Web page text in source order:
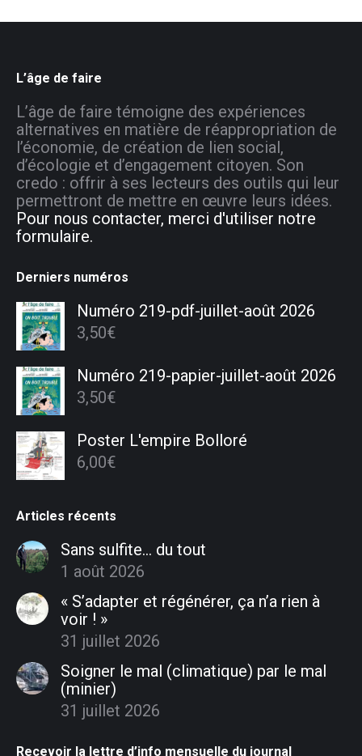
L’âge de faire
L’âge de faire témoigne des expériences
alternatives en matière de réappropriation de
l’économie, de création de lien social,
d’écologie et d’engagement citoyen. Son
credo : offrir à ses lecteurs des outils qui leur
permettront de mettre en œuvre leurs idées.
Pour nous contacter, merci d'utiliser notre
formulaire.
Derniers numéros
Numéro 219-pdf-juillet-août 2026
3,50€
Numéro 219-papier-juillet-août 2026
3,50€
Poster L'empire Bolloré
6,00€
Articles récents
Sans sulfite… du tout
1 août 2026
« S’adapter et régénérer, ça n’a rien à
voir ! »
31 juillet 2026
Soigner le mal (climatique) par le mal
(minier)
31 juillet 2026
Recevoir la lettre d’info mensuelle du journal